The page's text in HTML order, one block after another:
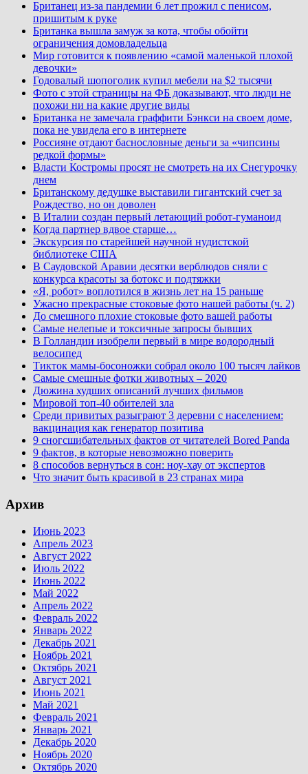
Британец из-за пандемии 6 лет прожил с пенисом,
пришитым к руке
Британка вышла замуж за кота, чтобы обойти
ограничения домовладельца
Мир готовится к появлению «самой маленькой плохой
девочки»
Годовалый шопоголик купил мебели на $2 тысячи
Фото с этой страницы на ФБ доказывают, что люди не
похожи ни на какие другие виды
Британка не замечала граффити Бэнкси на своем доме,
пока не увидела его в интернете
Россияне отдают баснословные деньги за «чипсины
редкой формы»
Власти Костромы просят не смотреть на их Снегурочку
днем
Британскому дедушке выставили гигантский счет за
Рождество, но он доволен
В Италии создан первый летающий робот-гуманоид
Когда партнер вдвое старше…
Экскурсия по старейшей научной нудистской
библиотеке США
В Саудовской Аравии десятки верблюдов сняли с
конкурса красоты за ботокс и подтяжки
«Я, робот» воплотился в жизнь лет на 15 раньше
Ужасно прекрасные стоковые фото нашей работы (ч. 2)
До смешного плохие стоковые фото вашей работы
Самые нелепые и токсичные запросы бывших
В Голландии изобрели первый в мире водородный
велосипед
Тикток мамы-босоножки собрал около 100 тысяч лайков
Самые смешные фотки животных – 2020
Дюжина худших описаний лучших фильмов
Мировой топ-40 обителей зла
Среди привитых разыграют 3 деревни с населением:
вакцинация как генератор позитива
9 сногсшибательных фактов от читателей Bored Panda
9 фактов, в которые невозможно поверить
8 способов вернуться в сон: ноу-хау от экспертов
Что значит быть красивой в 23 странах мира
Архив
Июнь 2023
Апрель 2023
Август 2022
Июль 2022
Июнь 2022
Май 2022
Апрель 2022
Февраль 2022
Январь 2022
Декабрь 2021
Ноябрь 2021
Октябрь 2021
Август 2021
Июнь 2021
Май 2021
Февраль 2021
Январь 2021
Декабрь 2020
Ноябрь 2020
Октябрь 2020